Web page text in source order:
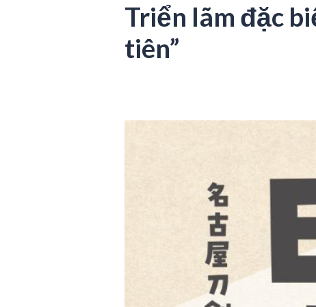
Triển lãm đặc
tiên”